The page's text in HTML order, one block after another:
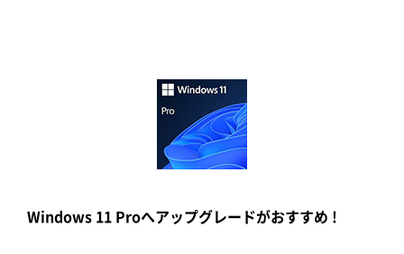
Windows 11 Proへアップグレードがおすすめ !